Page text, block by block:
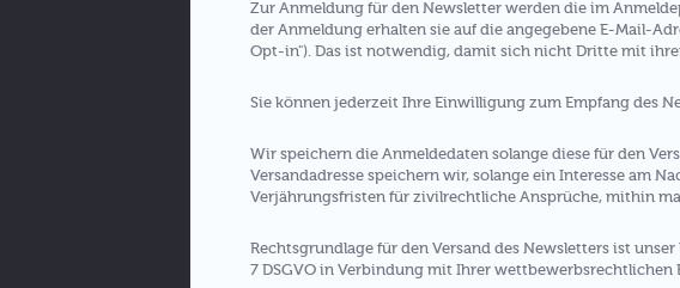
Zur Anmeldung für den Newsletter werden die im
der Anmeldung erhalten sie auf die angegebene E-Mail-
Opt-in"). Das ist notwendig, damit sich nicht Dritte mit
Sie können jederzeit Ihre Einwilligung zum Empfang des
Wir speichern die Anmeldedaten solange diese für den
Versandadresse speichern wir, solange ein Interesse am
Verjährungsfristen für zivilrechtliche Ansprüche, mithin
Rechtsgrundlage für den Versand des Newsletters ist
7 DSGVO in Verbindung mit Ihrer wettbewerbsrechtlichen